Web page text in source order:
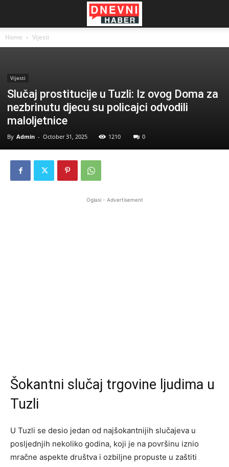
Home Vijesti
Vijesti
Slučaj prostitucije u Tuzli: Iz ovog Doma za
nezbrinutu djecu su policajci odvodili
maloljetnice
By Admin - October 31, 2025 1210 0
Oglasi - Advertisement
Šokantni slučaj trgovine ljudima u
Tuzli
U Tuzli se desio jedan od najšokantnijih slučajeva u
posljednjih nekoliko godina, koji je na površinu iznio
mračne aspekte društva i ozbiljne propuste u zaštiti